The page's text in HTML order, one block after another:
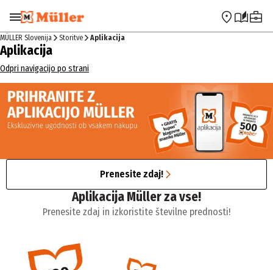
Preskoči na navigacijo Preskoči na glavno vsebino
MÜLLER Slovenija Storitve Aplikacija
Aplikacija
Odpri navigacijo po strani
Prenesite zdaj!
Aplikacija Müller za vse!
Prenesite zdaj in izkoristite številne prednosti!